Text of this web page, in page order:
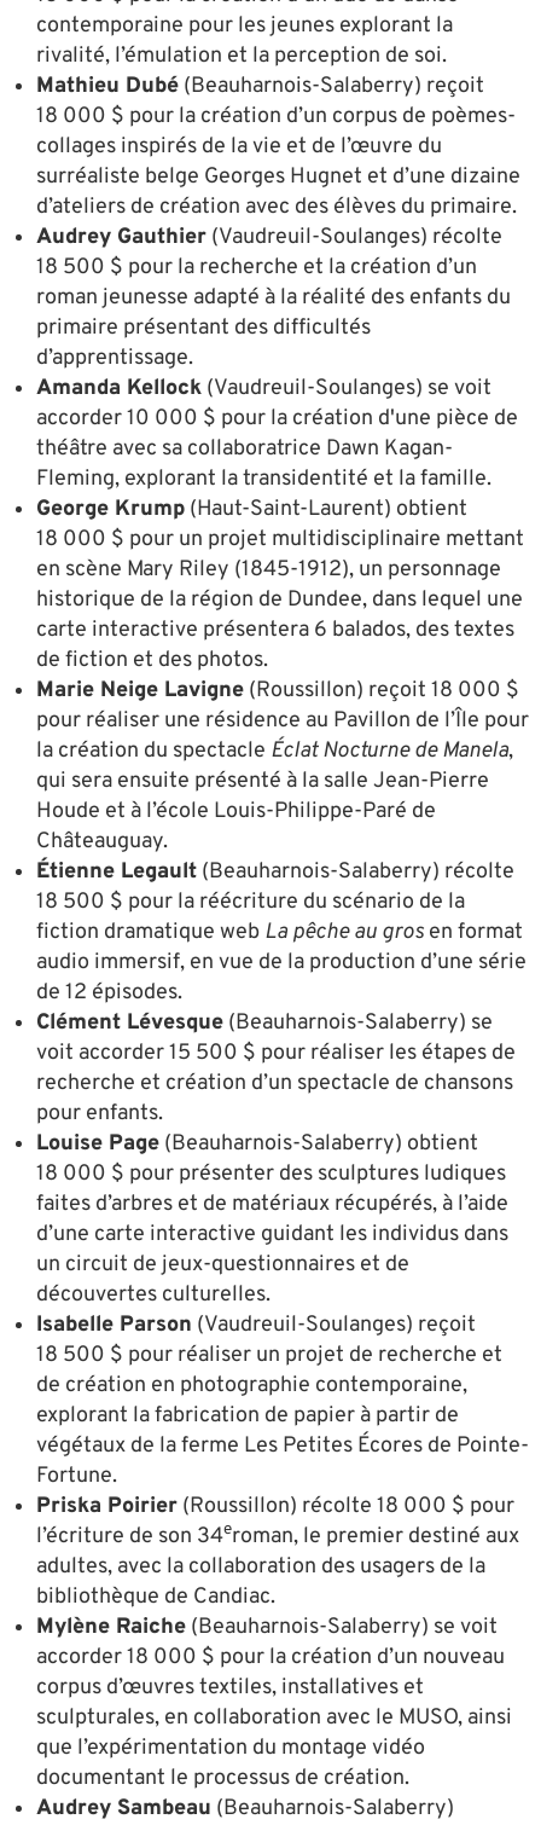
contemporaine pour les jeunes explorant la
rivalité, l’émulation et la perception de soi.
Mathieu Dubé (Beauharnois-Salaberry) reçoit
18 000 $ pour la création d’un corpus de poèmes-
collages inspirés de la vie et de l’œuvre du
surréaliste belge Georges Hugnet et d’une dizaine
d’ateliers de création avec des élèves du primaire.
Audrey Gauthier (Vaudreuil-Soulanges) récolte
18 500 $ pour la recherche et la création d’un
roman jeunesse adapté à la réalité des enfants du
primaire présentant des difficultés
d’apprentissage.
Amanda Kellock (Vaudreuil-Soulanges) se voit
accorder 10 000 $ pour la création d'une pièce de
théâtre avec sa collaboratrice Dawn Kagan-
Fleming, explorant la transidentité et la famille.
George Krump (Haut-Saint-Laurent) obtient
18 000 $ pour un projet multidisciplinaire mettant
en scène Mary Riley (1845-1912), un personnage
historique de la région de Dundee, dans lequel une
carte interactive présentera 6 balados, des textes
de fiction et des photos.
Marie Neige Lavigne (Roussillon) reçoit 18 000 $
pour réaliser une résidence au Pavillon de l’Île pour
la création du spectacle Éclat Nocturne de Manela,
qui sera ensuite présenté à la salle Jean-Pierre
Houde et à l’école Louis-Philippe-Paré de
Châteauguay.
Étienne Legault (Beauharnois-Salaberry) récolte
18 500 $ pour la réécriture du scénario de la
fiction dramatique web La pêche au gros en format
audio immersif, en vue de la production d’une série
de 12 épisodes.
Clément Lévesque (Beauharnois-Salaberry) se
voit accorder 15 500 $ pour réaliser les étapes de
recherche et création d’un spectacle de chansons
pour enfants.
Louise Page (Beauharnois-Salaberry) obtient
18 000 $ pour présenter des sculptures ludiques
faites d’arbres et de matériaux récupérés, à l’aide
d’une carte interactive guidant les individus dans
un circuit de jeux-questionnaires et de
découvertes culturelles.
Isabelle Parson (Vaudreuil-Soulanges) reçoit
18 500 $ pour réaliser un projet de recherche et
de création en photographie contemporaine,
explorant la fabrication de papier à partir de
végétaux de la ferme Les Petites Écores de Pointe-
Fortune.
Priska Poirier (Roussillon) récolte 18 000 $ pour
l’écriture de son 34eroman, le premier destiné aux
adultes, avec la collaboration des usagers de la
bibliothèque de Candiac.
Mylène Raiche (Beauharnois-Salaberry) se voit
accorder 18 000 $ pour la création d’un nouveau
corpus d’œuvres textiles, installatives et
sculpturales, en collaboration avec le MUSO, ainsi
que l’expérimentation du montage vidéo
documentant le processus de création.
Audrey Sambeau (Beauharnois-Salaberry)